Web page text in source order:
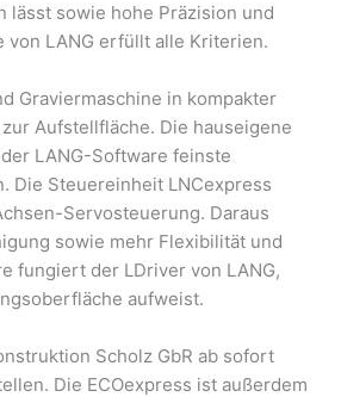
lässt sowie hohe Präzision und
von LANG erfüllt alle Kriterien.
Graviermaschine in kompakter
Aufstellfläche. Die hauseigene
LANG-Software feinste
Die Steuereinheit LNCexpress
Servosteuerung. Daraus
sowie mehr Flexibilität und
fungiert der LDriver von LANG,
aufweist.
Scholz GbR ab sofort
Die ECOexpress ist außerdem